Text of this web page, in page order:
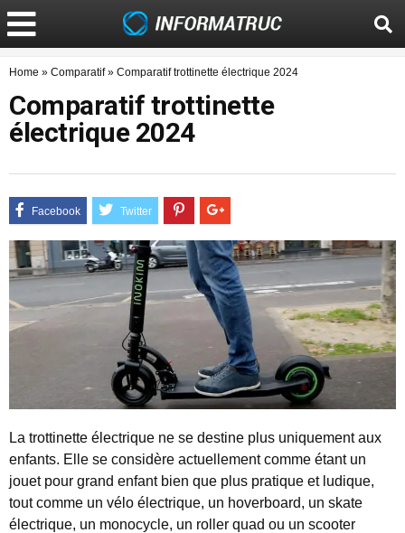
Home » Comparatif» Comparatif trottinette électrique 2024
Comparatif trottinette
électrique 2024
La trottinette électrique ne se destine plus uniquement aux
enfants. Elle se considère actuellement comme étant un
jouet pour grand enfant bien que plus pratique et ludique,
tout comme un vélo électrique, un hoverboard, un skate
électrique, un monocycle, un roller quad ou un scooter